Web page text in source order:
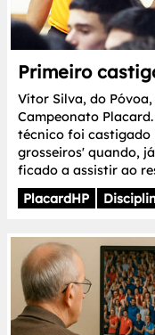
Primeiro
Vítor Silva, do
Campeonato
técnico foi castigado
grosseiros' quando,
ficado a assistir ao
PlacardHP